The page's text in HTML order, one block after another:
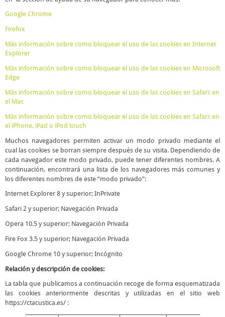
Google Chrome
Firefox
Más información sobre como bloquear el uso de las cookies en Internet
Explorer
Más información sobre como bloquear el uso de las cookies en Microsoft
Edge
Más información sobre como bloquear el uso de las cookies en Safari: en
el Mac
Más información sobre como bloquear el uso de las cookies en Safari: en
el iPhone, iPad o iPod touch
Muchos navegadores permiten activar un modo privado mediante el
cual las cookies se borran siempre después de su visita. Dependiendo de
cada navegador este modo privado, puede tener diferentes nombres. A
continuación, encontrará una lista de los navegadores más comunes y
los diferentes nombres de este “modo privado”:
Internet Explorer 8 y superior; InPrivate
Safari 2 y superior; Navegación Privada
Opera 10.5 y superior; Navegación Privada
Fire Fox 3.5 y superior; Navegación Privada
Google Chrome 10 y superior; Incógnito
Relación y descripción de cookies:
La tabla que publicamos a continuación recoge de forma esquematizada
las cookies anteriormente descritas y utilizadas en el sitio web
https://ctacustica.es/ :